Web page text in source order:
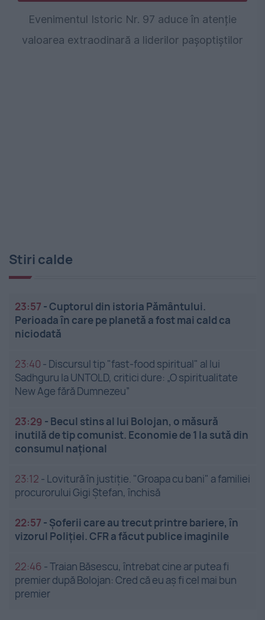
Evenimentul Istoric Nr. 97 aduce în atenție
valoarea extraodinară a liderilor pașoptiștilor
Stiri calde
23:57 -Cuptorul din istoria Pământului.
Perioada în care pe planetă a fost mai cald ca
niciodată
23:40 - Discursul tip "fast-food spiritual" al lui
Sadhguru la UNTOLD, critici dure: „O spiritualitate
New Age fără Dumnezeu”
23:29 - Becul stins al lui Bolojan, o măsură
inutilă de tip comunist. Economie de 1 la sută din
consumul național
23:12 - Lovitură în justiție. "Groapa cu bani" a familiei
procurorului Gigi Ștefan, închisă
22:57 - Șoferii care au trecut printre bariere, în
vizorul Poliției. CFR a făcut publice imaginile
22:46 -Traian Băsescu, întrebat cine ar putea fi
premier după Bolojan: Cred că eu aș fi cel mai bun
premier